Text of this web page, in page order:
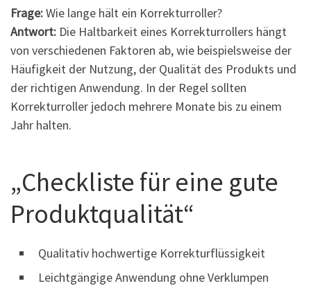
Frage:Wie lange hält ein Korrekturroller?
Antwort: Die Haltbarkeit eines Korrekturrollers hängt
von verschiedenen Faktoren ab, wie beispielsweise der
Häufigkeit der Nutzung, der Qualität des Produkts und
der richtigen Anwendung. In der Regel sollten
Korrekturroller jedoch mehrere Monate bis zu einem
Jahr halten.
„Checkliste für eine gute
Produktqualität“
Qualitativ hochwertige Korrekturflüssigkeit
Leichtgängige Anwendung ohne Verklumpen